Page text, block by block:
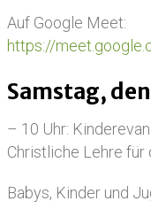
Auf Google Meet:
https://
Samstag,
– 10 Uhr:
Christliche Lehre für
Babys, Kinder und